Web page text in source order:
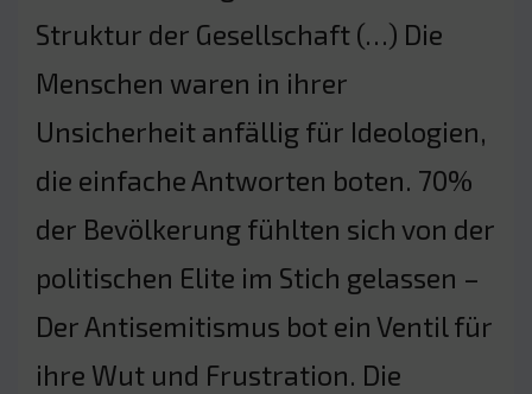
Struktur der Gesellschaft (…) Die
Menschen waren in ihrer
Unsicherheit anfällig für Ideologien,
die einfache Antworten boten. 70%
der Bevölkerung fühlten sich von der
politischen Elite im Stich gelassen –
Der Antisemitismus bot ein Ventil für
ihre Wut und Frustration. Die